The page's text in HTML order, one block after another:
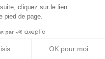
cliquez sur le lien
pied de page.
par
OK pour moi